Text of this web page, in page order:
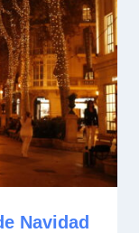
Navidad